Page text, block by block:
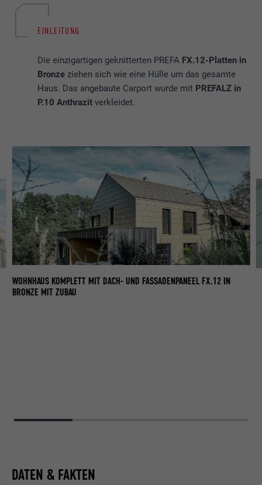
EINLEITUNG
Die einzigartigen geknitterten PREFA FX.12-Platten in
Bronze ziehen sich wie eine Hülle um das gesamte
Haus. Das angebaute Carport wurde mit PREFALZ in
P.10 Anthrazit verkleidet.
WOHNHAUS KOMPLETT MIT DACH- UND FASSADENPANEEL FX.12 IN
BRONZE MIT ZUBAU
DATEN & FAKTEN